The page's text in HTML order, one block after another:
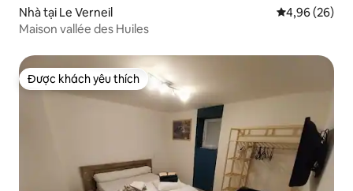
Nhà tại Le Verneil Xếp hạng
4,96 (26)
Maison vallée des Huiles
Được khách yêu thích
Được khách yêu thích